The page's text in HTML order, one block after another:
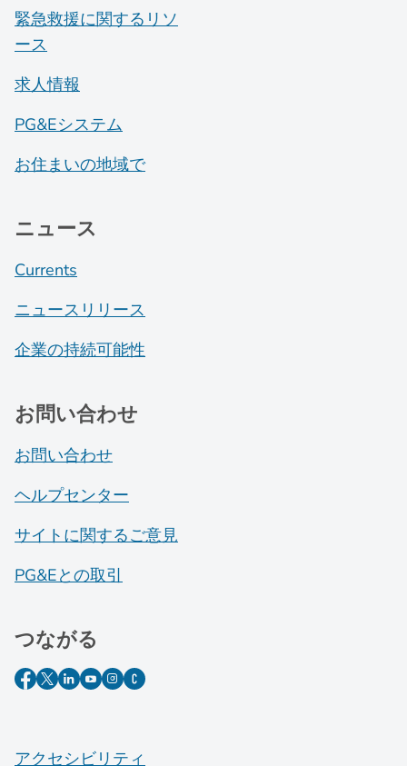
緊急救援に関するリソ
ース
求人情報
PG&Eシステム
お住まいの地域で
ニュース
Currents
ニュースリリース
企業の持続可能性
お問い合わせ
お問い合わせ
ヘルプセンター
サイトに関するご意見
PG&Eとの取引
つながる
アクセシビリティ